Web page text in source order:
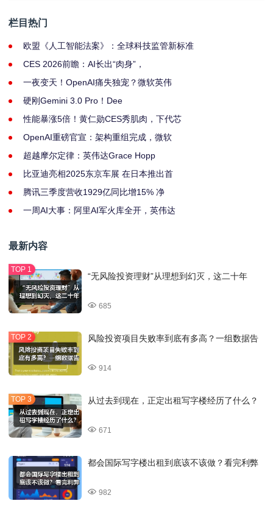
栏目热门
欧盟《人工智能法案》：全球科技监管新标准
CES 2026前瞻：AI长出“肉身”，
一夜变天！OpenAI痛失独宠？微软英伟
硬刚Gemini 3.0 Pro！Dee
性能暴涨5倍！黄仁勋CES秀肌肉，下代芯
OpenAI重磅官宣：架构重组完成，微软
超越摩尔定律：英伟达Grace Hopp
比亚迪亮相2025东京车展 在日本推出首
腾讯三季度营收1929亿同比增15% 净
一周AI大事：阿里AI军火库全开，英伟达
最新内容
“无风险投资理财”从理想到幻灭，这二十年
685
风险投资项目失败率到底有多高？一组数据告
914
从过去到现在，正定出租写字楼经历了什么？
671
都会国际写字楼出租到底该不该做？看完利弊
982